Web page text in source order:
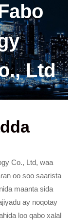
Ltd
Co., Ltd, waa
oo soo saarista
maanta sida
ay noqotay
loo qabo xalal